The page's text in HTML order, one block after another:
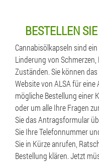
BESTELLEN
Cannabisölkapseln sind
Linderung von
Zuständen. Sie können
Website von ALSA für
mögliche Bestellung einer
oder um alle Ihre Fragen
Sie das Antragsformular
Sie Ihre Telefonnummer
Sie in Kürze anrufen,
Bestellung klären. Jetzt